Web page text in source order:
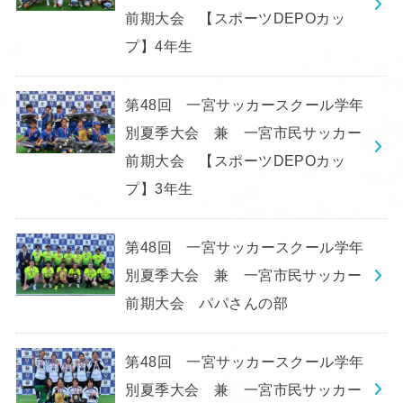
前期大会 【スポーツDEPOカッ
プ】4年生
第48回 一宮サッカースクール学年
別夏季大会 兼 一宮市民サッカー
前期大会 【スポーツDEPOカッ
プ】3年生
第48回 一宮サッカースクール学年
別夏季大会 兼 一宮市民サッカー
前期大会 パパさんの部
第48回 一宮サッカースクール学年
別夏季大会 兼 一宮市民サッカー